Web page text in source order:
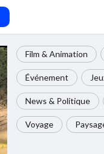
Film & Animation
Événement
News & Politique
Voyage